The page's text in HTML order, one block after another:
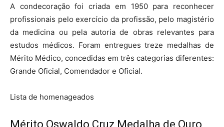
A condecoração foi criada em 1950 para reconhecer
profissionais pelo exercício da profissão, pelo magistério
da medicina ou pela autoria de obras relevantes para
estudos médicos. Foram entregues treze medalhas de
Mérito Médico, concedidas em três categorias diferentes:
Grande Oficial, Comendador e Oficial.
Lista de homenageados
Mérito Oswaldo Cruz Medalha de Ouro